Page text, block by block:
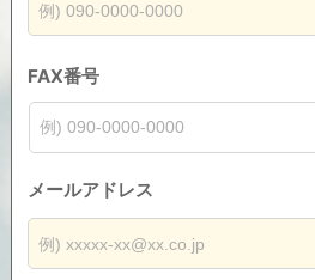
FAX番号
メールアドレス